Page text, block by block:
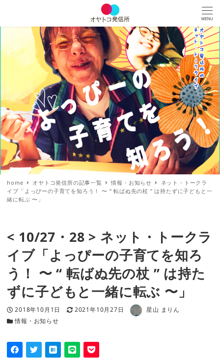
MENU
home オヤトコ発信所の記事一覧 情報・お知らせ
ネット・トークラ
イブ「よっぴーの子育てを知ろう！ 〜 “ 転ばぬ先の杖 ” は持たずに子どもと一
緒に転ぶ 〜」
< 10/27・28 > ネット・トークラ
イブ「よっぴーの子育てを知ろ
う！ 〜 “ 転ばぬ先の杖 ” は持た
ずに子どもと一緒に転ぶ 〜」
投稿日
2018年10月1日 更新日
2021年10月27日 著者 星山 まりん
カテゴリー
情報・お知らせ